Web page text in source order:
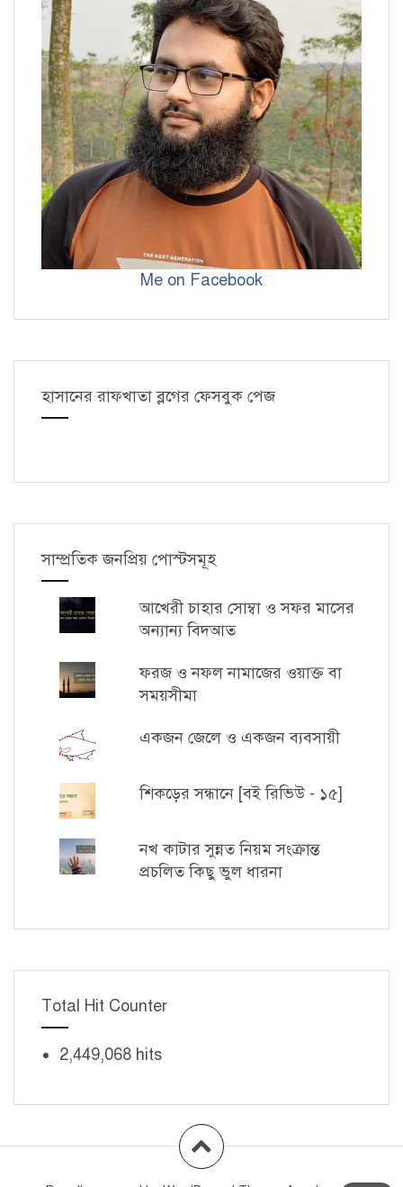
Me on Facebook
হাসানের রাফখাতা ব্লগের ফেসবুক পেজ
সাম্প্রতিক জনপ্রিয় পোস্টসমূহ
আখেরী চাহার সোম্বা ও সফর মাসের
অন্যান্য বিদআত
ফরজ ও নফল নামাজের ওয়াক্ত বা
সময়সীমা
একজন জেলে ও একজন ব্যবসায়ী
শিকড়ের সন্ধানে [বই রিভিউ - ১৫]
নখ কাটার সুন্নত নিয়ম সংক্রান্ত
প্রচলিত কিছু ভুল ধারনা
Total Hit Counter
2,449,068 hits